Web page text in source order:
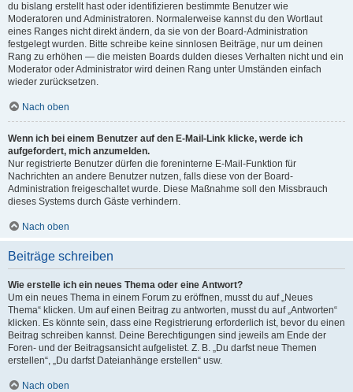
du bislang erstellt hast oder identifizieren bestimmte Benutzer wie
Moderatoren und Administratoren. Normalerweise kannst du den Wortlaut
eines Ranges nicht direkt ändern, da sie von der Board-Administration
festgelegt wurden. Bitte schreibe keine sinnlosen Beiträge, nur um deinen
Rang zu erhöhen — die meisten Boards dulden dieses Verhalten nicht und ein
Moderator oder Administrator wird deinen Rang unter Umständen einfach
wieder zurücksetzen.
Nach oben
Wenn ich bei einem Benutzer auf den E-Mail-Link klicke, werde ich
aufgefordert, mich anzumelden.
Nur registrierte Benutzer dürfen die foreninterne E-Mail-Funktion für
Nachrichten an andere Benutzer nutzen, falls diese von der Board-
Administration freigeschaltet wurde. Diese Maßnahme soll den Missbrauch
dieses Systems durch Gäste verhindern.
Nach oben
Beiträge schreiben
Wie erstelle ich ein neues Thema oder eine Antwort?
Um ein neues Thema in einem Forum zu eröffnen, musst du auf „Neues
Thema“ klicken. Um auf einen Beitrag zu antworten, musst du auf „Antworten“
klicken. Es könnte sein, dass eine Registrierung erforderlich ist, bevor du einen
Beitrag schreiben kannst. Deine Berechtigungen sind jeweils am Ende der
Foren- und der Beitragsansicht aufgelistet. Z. B. „Du darfst neue Themen
erstellen“, „Du darfst Dateianhänge erstellen“ usw.
Nach oben